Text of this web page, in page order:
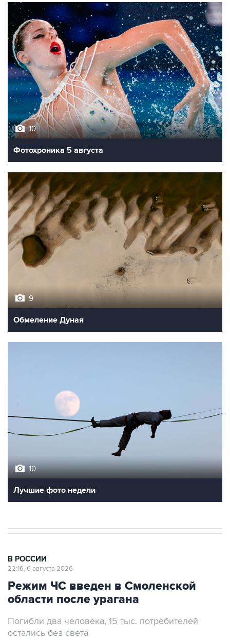
10
Фотохроника 5 августа
9
Обмеление Дуная
10
Лучшие фото недели
В РОССИИ
22:16, 6 августа 2026
Режим ЧС введен в Смоленской
области после урагана
Погибли два человека, 15 тыс. потребителей
остались без света